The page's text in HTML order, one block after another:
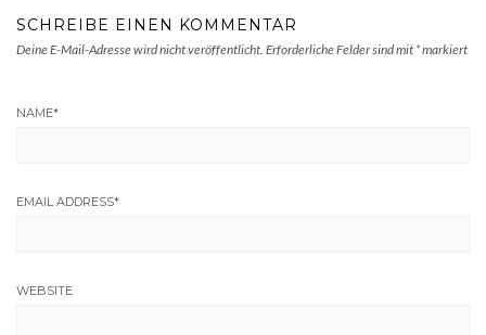
SCHREIBE EINEN KOMMENTAR
Deine E-Mail-Adresse wird nicht veröffentlicht. Erforderliche Felder sind mit *markiert
NAME*
EMAIL ADDRESS*
WEBSITE